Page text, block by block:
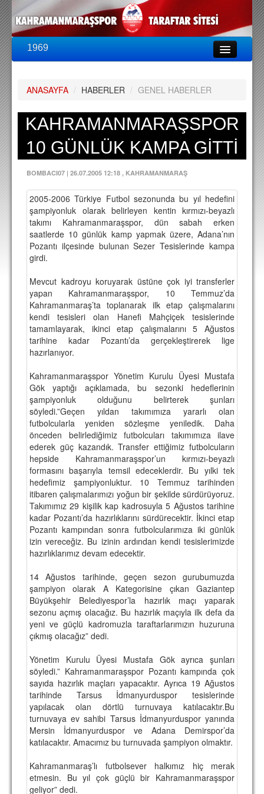
1969
PUAN DURUMU
FİKSTÜR
KADRO
A TAKIM KADROSU
TEKNİK KADRO
TRANSFERLER
TARAFTAR
BİLETLER
LİSANSLI ÜRÜNLER
MULTİMEDYA
FOTOĞRAF & VİDEOLAR
MARŞ & TEZAHÜRATLAR
KULÜP
AMBLEM
SPOR TESİSLERİ
YÖNETİM KURULU
PERSONEL
SPONSORLAR
TARİHÇE
TARİHİ BAŞARILAR
KUPA MAÇLARI
ESKi BAŞKANLAR
ESKİ HOCALAR
HAKKIMIZDA
MİSYON
HAKKIMIZDA
İRTİBAT
SİTE İSTATİSTİKLERİ
REKLAM YAYINI
ANASAYFA / HABERLER / GENEL HABERLER
KAHRAMANMARAŞSPOR
10 GÜNLÜK KAMPA GİTTİ
BOMBACI07 | 26.07.2005 12:18 , KAHRAMANMARAŞ
2005-2006 Türkiye Futbol sezonunda bu yıl hedefini
şampiyonluk olarak belirleyen kentin kırmızı-beyazlı
takımı Kahramanmaraşspor, dün sabah erken
saatlerde 10 günlük kamp yapmak üzere, Adana’nın
Pozantı ilçesinde bulunan Sezer Tesislerinde kampa
girdi.
Mevcut kadroyu koruyarak üstüne çok iyi transferler
yapan Kahramanmaraşspor, 10 Temmuz’da
Kahramanmaraş’ta toplanarak ilk etap çalışmalarını
kendi tesisleri olan Hanefi Mahçiçek tesislerinde
tamamlayarak, ikinci etap çalışmalarını 5 Ağustos
tarihine kadar Pozantı’da gerçekleştirerek lige
hazırlanıyor.
Kahramanmaraşspor Yönetim Kurulu Üyesi Mustafa
Gök yaptığı açıklamada, bu sezonki hedeflerinin
şampiyonluk olduğunu belirterek şunları
söyledi.”Geçen yıldan takımımıza yararlı olan
futbolcularla yeniden sözleşme yeniledik. Daha
önceden belirlediğimiz futbolcuları takımımıza ilave
ederek güç kazandık. Transfer ettiğimiz futbolcuların
hepside Kahramanmaraşspor’un kırmızı-beyazlı
formasını başarıyla temsil edeceklerdir. Bu yılki tek
hedefimiz şampiyonluktur. 10 Temmuz tarihinden
itibaren çalışmalarımızı yoğun bir şekilde sürdürüyoruz.
Takımımız 29 kişilik kap kadrosuyla 5 Ağustos tarihine
kadar Pozantı’da hazırlıklarını sürdürecektir. İkinci etap
Pozantı kampından sonra futbolcularımıza iki günlük
izin vereceğiz. Bu izinin ardından kendi tesislerimizde
hazırlıklarımız devam edecektir.
14 Ağustos tarihinde, geçen sezon gurubumuzda
şampiyon olarak A Kategorisine çıkan Gaziantep
Büyükşehir Belediyespor’la hazırlık maçı yaparak
sezonu açmış olacağız. Bu hazırlık maçıyla ilk defa da
yeni ve güçlü kadromuzla taraftarlarımızın huzuruna
çıkmış olacağız” dedi.
Yönetim Kurulu Üyesi Mustafa Gök ayrıca şunları
söyledi.” Kahramanmaraşspor Pozantı kampında çok
sayıda hazırlık maçları yapacaktır. Ayrıca 19 Ağustos
tarihinde Tarsus İdmanyurduspor tesislerinde
yapılacak olan dörtlü turnuvaya katılacaktır.Bu
turnuvaya ev sahibi Tarsus İdmanyurduspor yanında
Mersin İdmanyurduspor ve Adana Demirspor’da
katılacaktır. Amacımız bu turnuvada şampiyon olmaktır.
Kahramanmaraş’lı futbolsever halkımız hiç merak
etmesin. Bu yıl çok güçlü bir Kahramanmaraşspor
geliyor” dedi.